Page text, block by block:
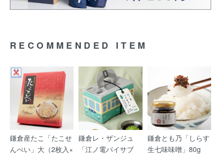
RECOMMENDED ITEM
鎌倉産たこ「たこせ
んべい」大（2枚入×
鎌倉レ・ザンジュ
「江ノ電パイサブ
鎌倉とも乃「しらす
生七味味噌」80g